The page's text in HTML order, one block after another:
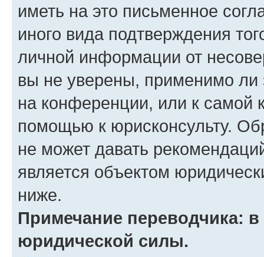
иметь на это письменное
иного вида подтверждения
личной информации от
вы не уверены, применимо ли
на конференции, или к самой
помощью к юрисконсульту.
не может давать
является объектом
ниже.
Примечание переводчика:
юридической силы.